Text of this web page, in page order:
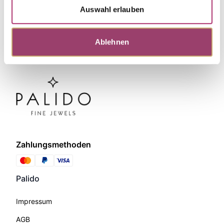
Auswahl erlauben
Ablehnen
Zahlungsmethoden
Palido
Impressum
AGB